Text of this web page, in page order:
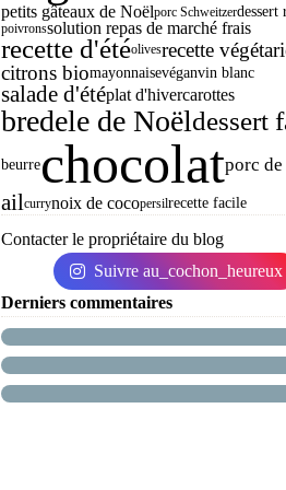
petits gâteaux de Noëlporc Schweitzerdessert
poivronssolution repas de marché frais
recette d'étéolivesrecette
citrons biomayonnaisevéganvin blanc
salade d'étéplat d'hivercarottes
bredele de Noëldessert
beurrechocolatporc
ailcurrynoix de cocopersilrecette facile
Contacter le propriétaire du blog
Suivre au_cochon_heureux
Derniers commentaires